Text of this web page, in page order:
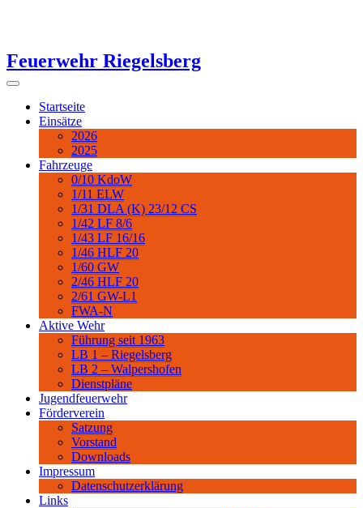
Feuerwehr Riegelsberg
Startseite
Einsätze
2026
2025
Fahrzeuge
0/10 KdoW
1/11 ELW
1/31 DLA (K) 23/12 CS
1/42 LF 8/6
1/43 LF 16/16
1/46 HLF 20
1/60 GW
2/46 HLF 20
2/61 GW-L1
FWA-N
Aktive Wehr
Führung seit 1963
LB 1 – Riegelsberg
LB 2 – Walpershofen
Dienstpläne
Jugendfeuerwehr
Förderverein
Satzung
Vorstand
Downloads
Impressum
Datenschutzerklärung
Links